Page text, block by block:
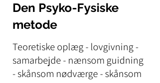
Den Psyko-Fysiske
metode
Teoretiske oplæg - lovgivning -
samarbejde - nænsom guidning
- skånsom nødværge - skånsom